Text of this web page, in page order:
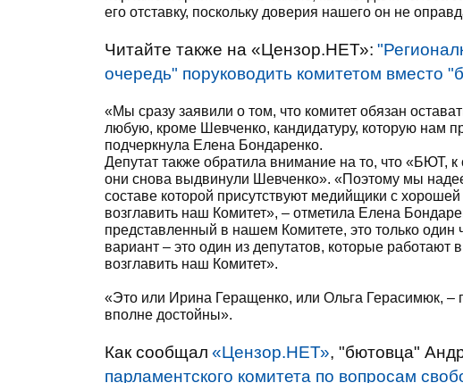
его отставку, поскольку доверия нашего он не
Читайте также на «Цензор.НЕТ»:
очередь" поруководить комитетом вместо
«Мы сразу заявили о том, что комитет обязан
любую, кроме Шевченко, кандидатуру, которую нам
подчеркнула Елена Бондаренко.
Депутат также обратила внимание на то, что «БЮТ,
они снова выдвинули Шевченко». «Поэтому мы
составе которой присутствуют медийщики с
возглавить наш Комитет», – отметила Елена
представленный в нашем Комитете, это только
вариант – это один из депутатов, которые работают
возглавить наш Комитет».
«Это или Ирина Геращенко, или Ольга Герасимюк, –
вполне достойны».
Как сообщал «Цензор.НЕТ», "бютовца"
парламентского комитета по вопросам